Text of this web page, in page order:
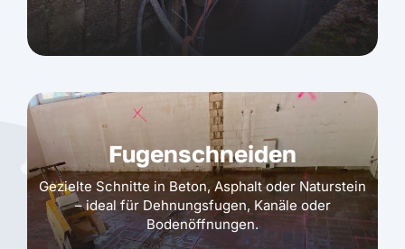
Fugenschneiden
Gezielte Schnitte in Beton, Asphalt oder Naturstein
– ideal für Dehnungsfugen, Kanäle oder
Bodenöffnungen.